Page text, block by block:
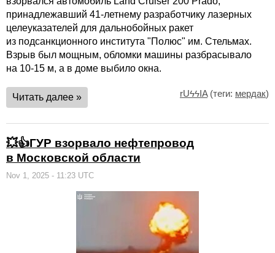
принадлежавший 41-летнему разработчику лазерных
целеуказателей для дальнобойных ракет
из подсанкционного института "Полюс" им. Стельмах.
Взрыв был мощным, обломки машины разбрасывало
на 10-15 м, а в доме выбило окна.
Читать далее » rUϟϟIA(теги: мердак)
💥👍ГУР взорвало нефтепровод
в Московской области
Nov 1, 2025 - 11:23 UTC